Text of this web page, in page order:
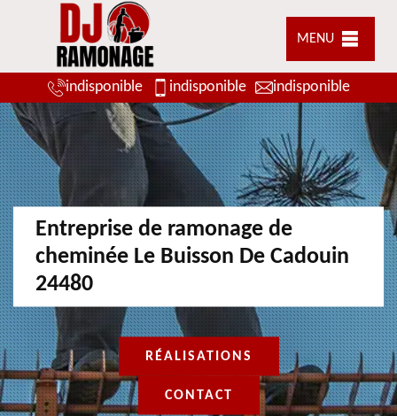
MENU
indisponible indisponible indisponible
Entreprise de ramonage de
cheminée Le Buisson De Cadouin
24480
RÉALISATIONS
CONTACT